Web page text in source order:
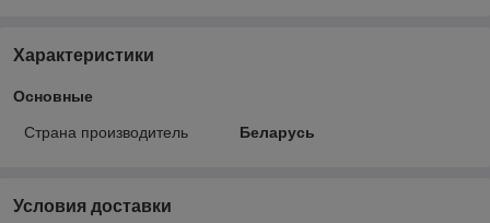
Характеристики
Основные
Страна производитель Беларусь
Условия доставки